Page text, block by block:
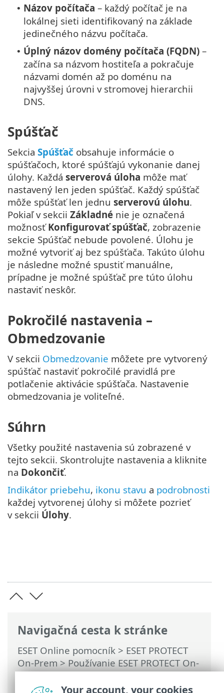
Navigačná cesta k stránke
ESET Online pomocník > ESET PROTECT
On-Prem>Používanie ESET PROTECT On-
Prem>Hlavné menu ESET PROTECT On-
Prem>Úlohy>Serverové úlohy>
• Názov počítača – každý počítač je na
lokálnej sieti identifikovaný na základe
jedinečného názvu počítača.
• Úplný názov domény počítača (FQDN) –
začína sa názvom hostiteľa a pokračuje
názvami domén až po doménu na
najvyššej úrovni v stromovej hierarchii
DNS.
Spúšťač
Sekcia Spúšťač obsahuje informácie o
spúšťačoch, ktoré spúšťajú vykonanie danej
úlohy. Každá serverová úloha môže mať
nastavený len jeden spúšťač. Každý spúšťač
môže spúšťať len jednu serverovú úlohu.
Pokiaľ v sekcii Základné nie je označená
možnosťKonfigurovať spúšťač, zobrazenie
sekcie Spúšťač nebude povolené. Úlohu je
možné vytvoriť aj bez spúšťača. Takúto úlohu
je následne možné spustiť manuálne,
prípadne je možné spúšťač pre túto úlohu
nastaviť neskôr.
Pokročilé nastavenia –
Obmedzovanie
V sekcii Obmedzovanie môžete pre vytvorený
spúšťač nastaviť pokročilé pravidlá pre
potlačenie aktivácie spúšťača. Nastavenie
obmedzovania je voliteľné.
Súhrn
Všetky použité nastavenia sú zobrazené v
tejto sekcii. Skontrolujte nastavenia a kliknite
na Dokončiť.
Indikátor priebehu, ikonu stavu a podrobnosti
každej vytvorenej úlohy si môžete pozrieť
v sekcii Úlohy.
Your account, your cookies